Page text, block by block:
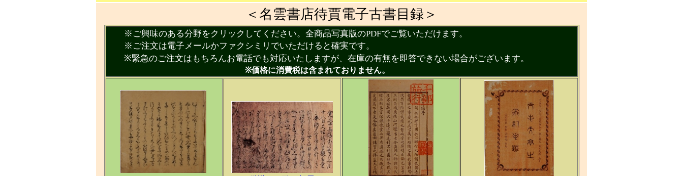
＜名雲書店待賈電子古書目録＞
※ご興味のある分野をクリックしてください。全商品写真版のPDFでご覧いただけます。
※ご注文は電子メールかファクシミリでいただけると確実です。
※緊急のご注文はもちろんお電話でも対応いたしますが、在庫の有無を即答できない場合がございます。
※価格に消費税は含まれておりません。